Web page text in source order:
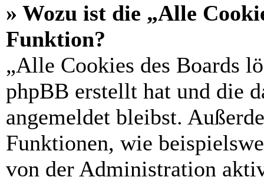
» Wozu ist die „Alle
Funktion?
„Alle Cookies des Boards
phpBB erstellt hat und die
angemeldet bleibst.
Funktionen, wie
von der Administration